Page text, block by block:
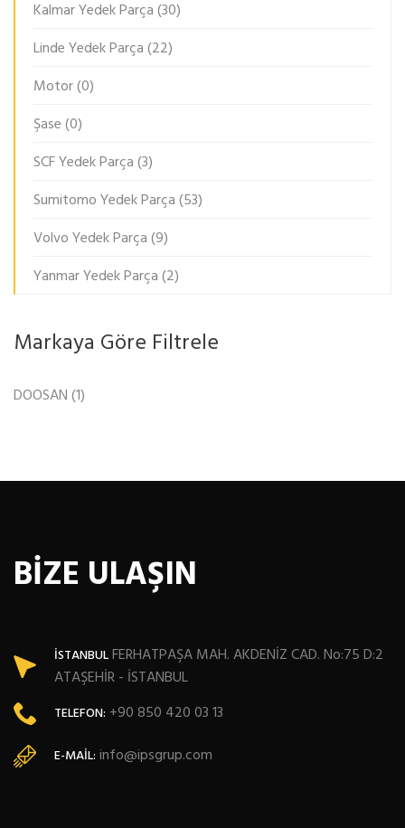
Kalmar Yedek Parça(30)
Linde Yedek Parça(22)
Motor(0)
Şase(0)
SCF Yedek Parça(3)
Sumitomo Yedek Parça(53)
Volvo Yedek Parça(9)
Yanmar Yedek Parça(2)
Markaya Göre Filtrele
DOOSAN(1)
BİZE ULAŞIN
İSTANBULFERHATPAŞA MAH. AKDENİZ CAD. No:75 D:2
ATAŞEHİR - İSTANBUL
TELEFON: +90 850 420 03 13
E-MAIL: info@ipsgrup.com